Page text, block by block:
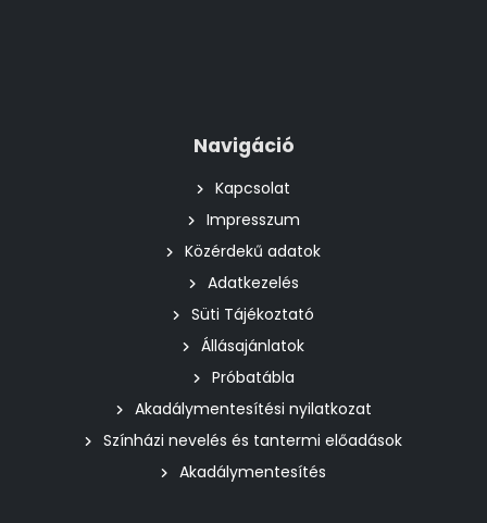
Navigáció
Kapcsolat
Impresszum
Közérdekű adatok
Adatkezelés
Süti Tájékoztató
Állásajánlatok
Próbatábla
Akadálymentesítési nyilatkozat
Színházi nevelés és tantermi előadások
Akadálymentesítés